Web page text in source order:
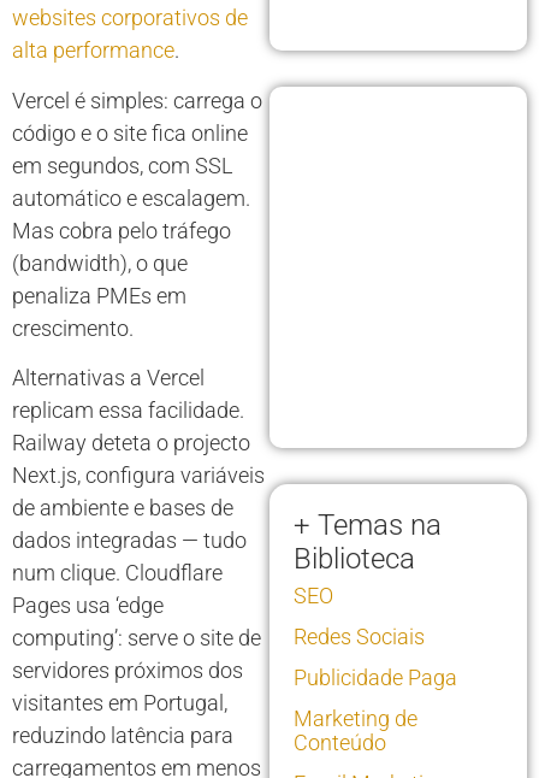
websites corporativos de
alta performance.
Vercel é simples: carrega o
código e o site fica online
em segundos, com SSL
automático e escalagem.
Mas cobra pelo tráfego
(bandwidth), o que
penaliza PMEs em
crescimento.
Alternativas a Vercel
replicam essa facilidade.
Railway deteta o projecto
Next.js, configura variáveis
de ambiente e bases de
dados integradas — tudo
num clique. Cloudflare
Pages usa ‘edge
computing’: serve o site de
servidores próximos dos
visitantes em Portugal,
reduzindo latência para
carregamentos em menos
+ Temas na
Biblioteca
SEO
Redes Sociais
Publicidade Paga
Marketing de
Conteúdo